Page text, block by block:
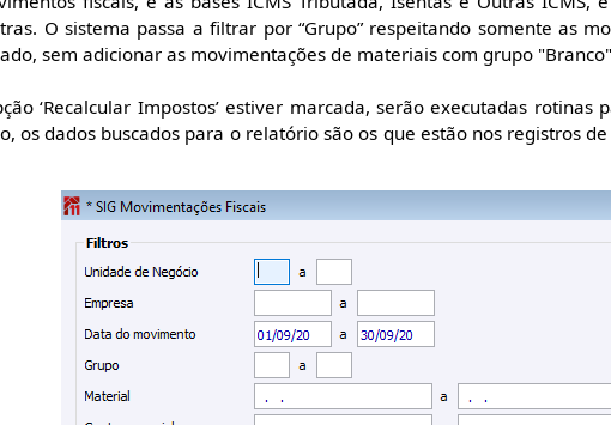
O sistema passa a filtrar por “Grupo” respeitando somente as
sem adicionar as movimentações de materiais com grupo
‘Recalcular Impostos’ estiver marcada, serão executadas rotinas
os dados buscados para o relatório são os que estão nos registros